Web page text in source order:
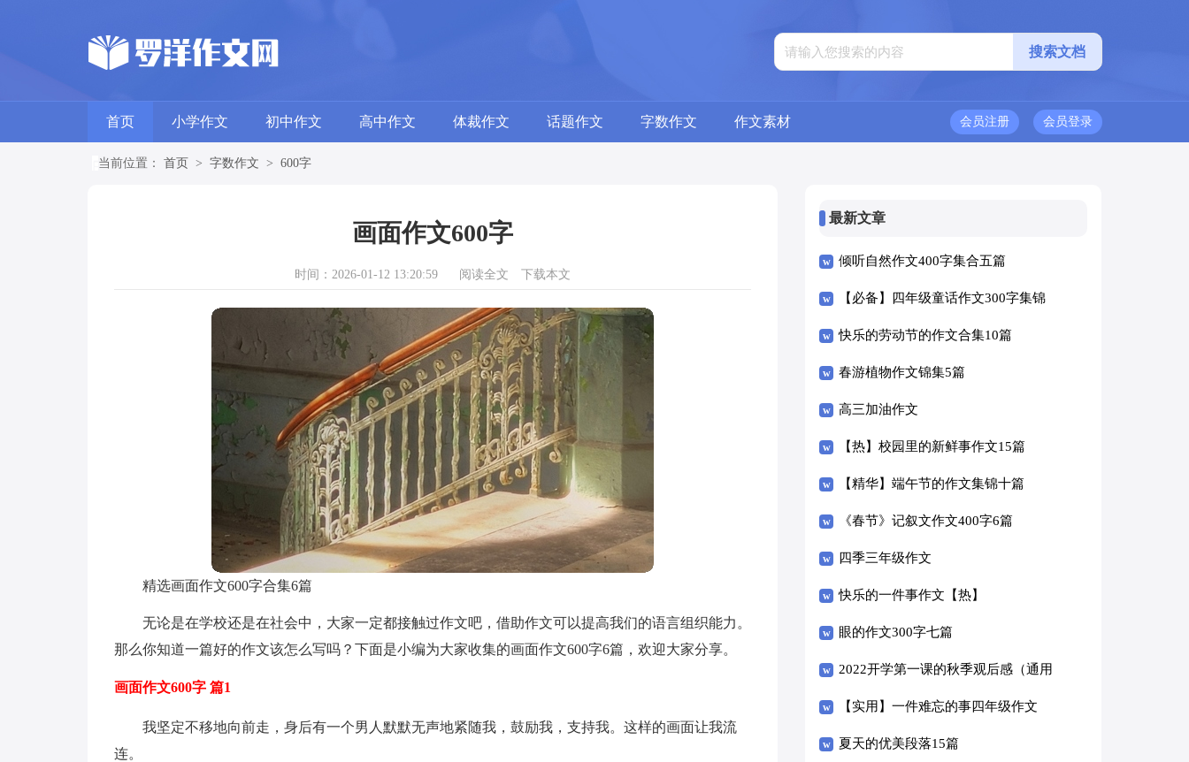
首页 小学作文 初中作文 高中作文 体裁作文 话题作文 字数作文 作文素材 会员登录
会员注册
当前位置： 首页 > 字数作文 > 600字
画面作文600字
时间：2026-01-12 13:20:59 阅读全文 下载本文
精选画面作文600字合集6篇
无论是在学校还是在社会中，大家一定都接触过作文吧，借助作文可以提高我们的语言组织能力。
那么你知道一篇好的作文该怎么写吗？下面是小编为大家收集的画面作文600字6篇，欢迎大家分享。
画面作文600字 篇1
我坚定不移地向前走，身后有一个男人默默无声地紧随我，鼓励我，支持我。这样的画面让我流
连。
最新文章
倾听自然作文400字集合五篇
【必备】四年级童话作文300字集锦
10篇
快乐的劳动节的作文合集10篇
春游植物作文锦集5篇
高三加油作文
【热】校园里的新鲜事作文15篇
【精华】端午节的作文集锦十篇
《春节》记叙文作文400字6篇
四季三年级作文
快乐的一件事作文【热】
眼的作文300字七篇
2022开学第一课的秋季观后感（通用
14篇）
【实用】一件难忘的事四年级作文
300字3篇
夏天的优美段落15篇